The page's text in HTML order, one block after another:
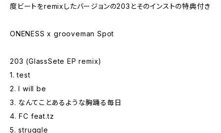
度ビートをremixしたバージョンの203とそのインストの特典付き
ONENESS x grooveman Spot
203 (GlassSete EP remix)
1. test
2. I will be
3. なんてことあるような胸踊る毎日
4. FC feat.tz
5. struggle